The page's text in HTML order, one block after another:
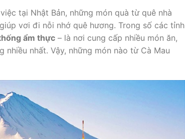
tại Nhật Bản, những món quà từ quê nhà
vơi đi nỗi nhớ quê hương. Trong số các tỉnh
ẩm thực – là nơi cung cấp nhiều món ăn,
nhất. Vậy, những món nào từ Cà Mau